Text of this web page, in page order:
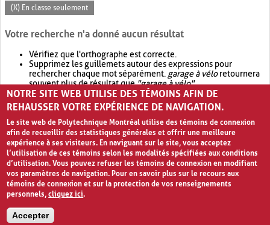
(X) En classe seulement
Votre recherche n'a donné aucun résultat
Vérifiez que l'orthographe est correcte.
Supprimez les guillemets autour des expressions pour
rechercher chaque mot séparément. garage à véloretournera
souvent plus de résultat que"garage à vélo".
Envisagez d'élargir votre recherche avec OR.garage OR vélo
retournera souvent plus de résultat quegarage à vélo
NOTRE SITE WEB UTILISE DES TÉMOINS AFIN DE
REHAUSSER VOTRE EXPÉRIENCE DE NAVIGATION.
Le site web de Polytechnique Montréal utilise des témoins de connexion
afin de recueillir des statistiques générales et offrir une meilleure
expérience à ses visiteurs. En naviguant sur le site, vous acceptez
l’utilisation de ces témoins selon les modalités spécifiées aux conditions
d’utilisation. Vous pouvez refuser les témoins de connexion en modifiant
vos paramètres de navigation. Pour en savoir plus sur le recours aux
témoins de connexion et sur la protection de vos renseignements
personnels,cliquez ici.
Accepter